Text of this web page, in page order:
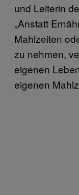
und Leiterin
„Anstatt
Mahlzeiten
zu nehmen,
eigenen
eigenen